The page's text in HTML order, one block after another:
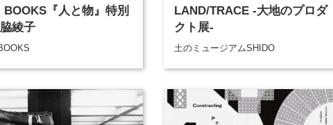
BOOKS『人と物』特別
綾子
LAND/TRACE -大地のプロダ
クト展-
土のミュージアムSHIDO